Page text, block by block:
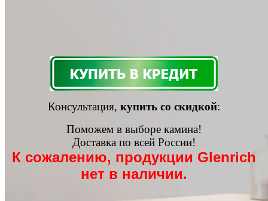
Консультация, купить со скидкой:
Поможем в выборе камина!
Доставка по всей России!
К сожалению, продукции Glenrich
нет в наличии.